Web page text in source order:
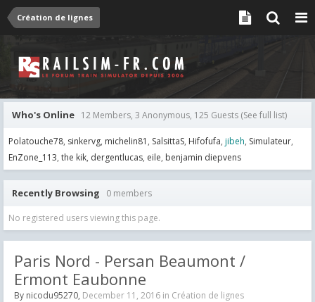
Création de lignes
Who's Online 12 Members, 3 Anonymous, 125 Guests (See full list)
Polatouche78 sinkervg michelin81 SalsittaS Hifofufa jibeh Simulateur
EnZone_113 the kik dergentlucas eile benjamin diepvens
Recently Browsing 0 members
No registered users viewing this page.
Paris Nord - Persan Beaumont /
Ermont Eaubonne
By nicodu95270, December 11, 2016 in Création de lignes